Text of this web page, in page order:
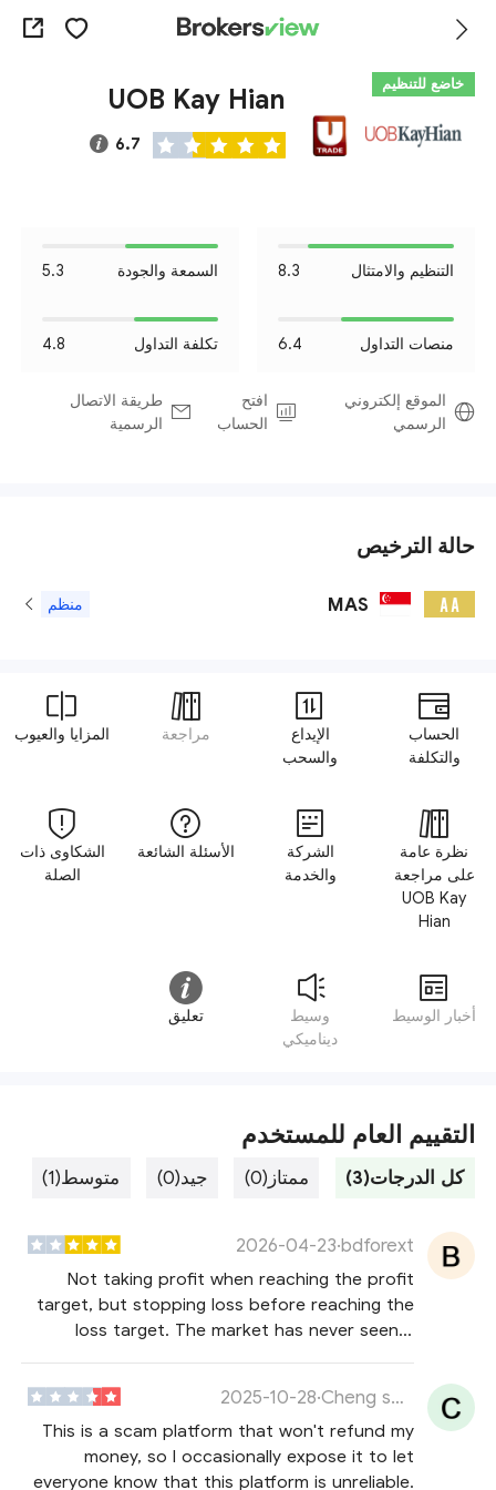
خاضع للتنظيم UOB Kay Hian
6.7
التنظيم والامتثال 8.3 السمعة والجودة 5.3
منصات التداول 6.4 تكلفة التداول 4.8
الموقع إلكتروني
الرسمي
افتح
الحساب
طريقة الاتصال
الرسمية
حالة الترخيص
A A
MAS منظم
الحساب
والتكلفة
الإيداع
والسحب
مراجعة المزايا والعيوب
نظرة عامة
على مراجعة
UOB Kay
Hian
الشركة
والخدمة
الأسئلة الشائعة
الشكاوى ذات
الصلة
أخبار الوسيط
وسيط
ديناميكي
تعليق
التقييم العام للمستخدم
كل الدرجات(3) ممتاز(0) جيد(0) متوسط(1)
bdforext
·
2026-04-23
Not taking profit when reaching the profit
target, but stopping loss before reaching the
loss target. The market has never seen a
that never appeared before. Black platform!
Cheng solution
·
2025-10-28
This is a scam platform that won't refund my
money, so I occasionally expose it to let
everyone know that this platform is unreliable.